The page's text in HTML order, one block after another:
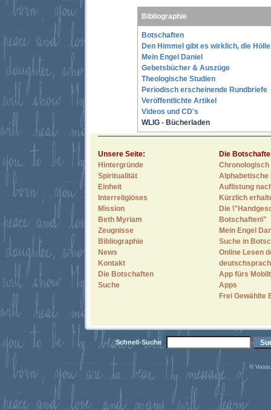
Bibliographie
Botschaften
Den Himmel gibt es wirklich, die
Mein Engel Daniel
Gebetsbücher & Auszüge
Theologische Studien
Periodisch erscheinende Rundbriefe
Veröffentlichte Artikel
Videos und CD's
WLIG - Bücherladen
Unsere Seite:
Hintergründe
Spiritualität
Einheit
Interreligiöses
Mission
Beth Myriam
Zeugnisse
Bibliographie
News
Kontakt
Die Botschaften
Suche
Die
Alphabetische
Auflistung
Kürzlich
Die
Botschaften\"
Mein Engel
Suche in
Online Lesen
App fürs
Apps
Frei Gewählte
Schnell-Suche
©